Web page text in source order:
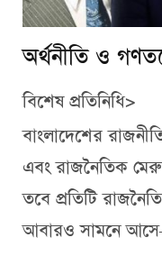
অর্থনীতি ও
বিশেষ প্রতিনিধি>
বাংলাদেশের
এবং রাজনৈতিক
তবে প্রতিটি
আবারও সামনে